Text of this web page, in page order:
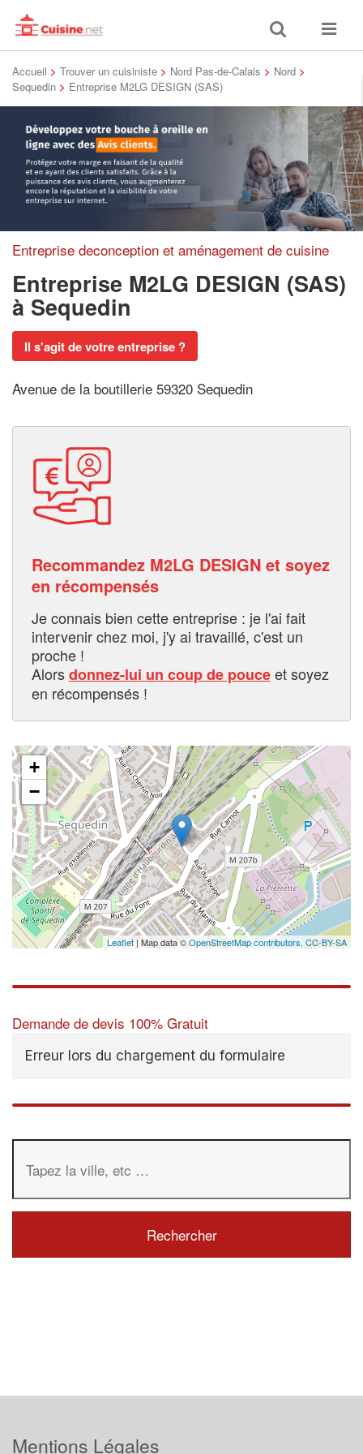
Toggle
search
Toggle
Accueil > Trouver un cuisiniste > Nord Pas-de-Calais > Nord >
Sequedin > Entreprise M2LG DESIGN (SAS)
Entreprise deconception et aménagement de cuisine
Entreprise M2LG DESIGN (SAS)
à Sequedin
Il s'agit de votre entreprise ?
Avenue de la boutillerie 59320 Sequedin
Recommandez M2LG DESIGN et soyez
en récompensés
Je connais bien cette entreprise : je l'ai fait
intervenir chez moi, j'y ai travaillé, c'est un
proche !
Alorsdonnez-lui un coup de pouceet soyez
en récompensés !
+
−
Leaflet| Map data ©OpenStreetMap contributors,CC-BY-SA
Demande de devis 100% Gratuit
Erreur lors du chargement du formulaire
✕
vosmarges
nouveaux
Mentions Légales